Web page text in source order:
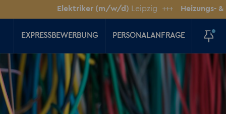
Elektriker (m/w/d)Leipzig +++ Heizungs- &
EXPRESSBEWERBUNG PERSONALANFRAGE